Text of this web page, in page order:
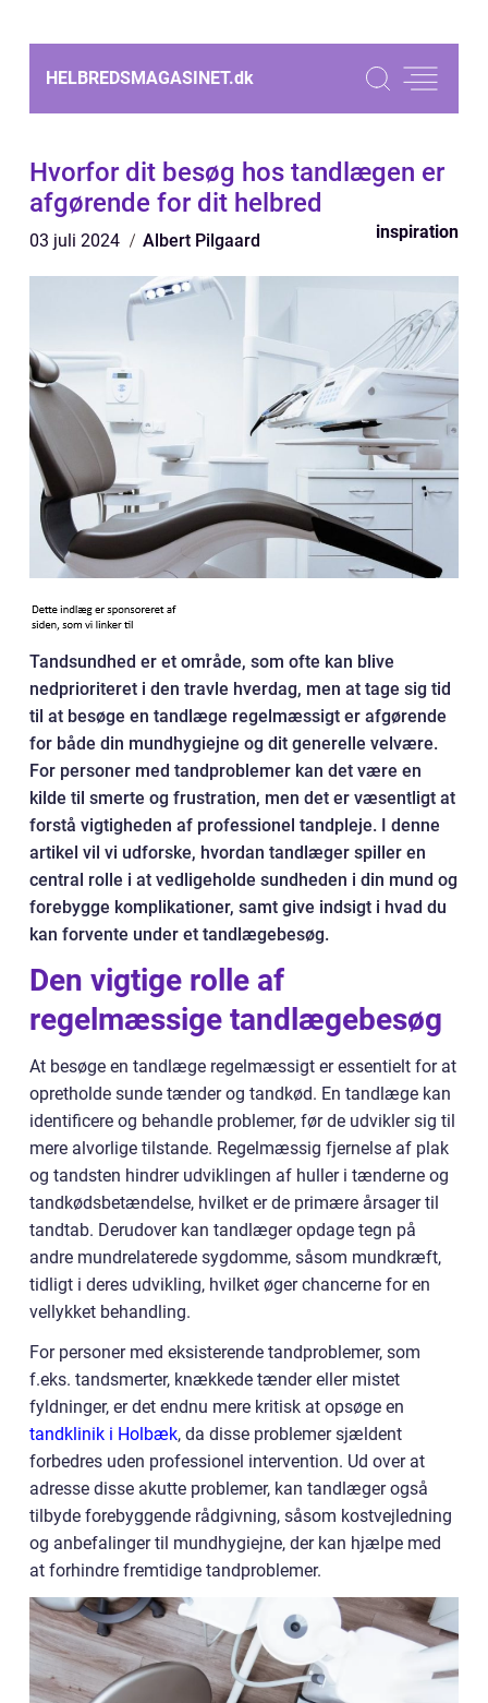
HELBREDSMAGASINET.dk
Hvorfor dit besøg hos tandlægen er
afgørende for dit helbred
03 juli 2024 Albert Pilgaard inspiration
Tandsundhed er et område, som ofte kan blive
nedprioriteret i den travle hverdag, men at tage sig tid
til at besøge en tandlæge regelmæssigt er afgørende
for både din mundhygiejne og dit generelle velvære.
For personer med tandproblemer kan det være en
kilde til smerte og frustration, men det er væsentligt at
forstå vigtigheden af professionel tandpleje. I denne
artikel vil vi udforske, hvordan tandlæger spiller en
central rolle i at vedligeholde sundheden i din mund og
forebygge komplikationer, samt give indsigt i hvad du
kan forvente under et tandlægebesøg.
Den vigtige rolle af
regelmæssige tandlægebesøg
At besøge en tandlæge regelmæssigt er essentielt for at
opretholde sunde tænder og tandkød. En tandlæge kan
identificere og behandle problemer, før de udvikler sig til
mere alvorlige tilstande. Regelmæssig fjernelse af plak
og tandsten hindrer udviklingen af huller i tænderne og
tandkødsbetændelse, hvilket er de primære årsager til
tandtab. Derudover kan tandlæger opdage tegn på
andre mundrelaterede sygdomme, såsom mundkræft,
tidligt i deres udvikling, hvilket øger chancerne for en
vellykket behandling.
For personer med eksisterende tandproblemer, som
f.eks. tandsmerter, knækkede tænder eller mistet
fyldninger, er det endnu mere kritisk at opsøge en
tandklinik i Holbæk, da disse problemer sjældent
forbedres uden professionel intervention. Ud over at
adresse disse akutte problemer, kan tandlæger også
tilbyde forebyggende rådgivning, såsom kostvejledning
og anbefalinger til mundhygiejne, der kan hjælpe med
at forhindre fremtidige tandproblemer.